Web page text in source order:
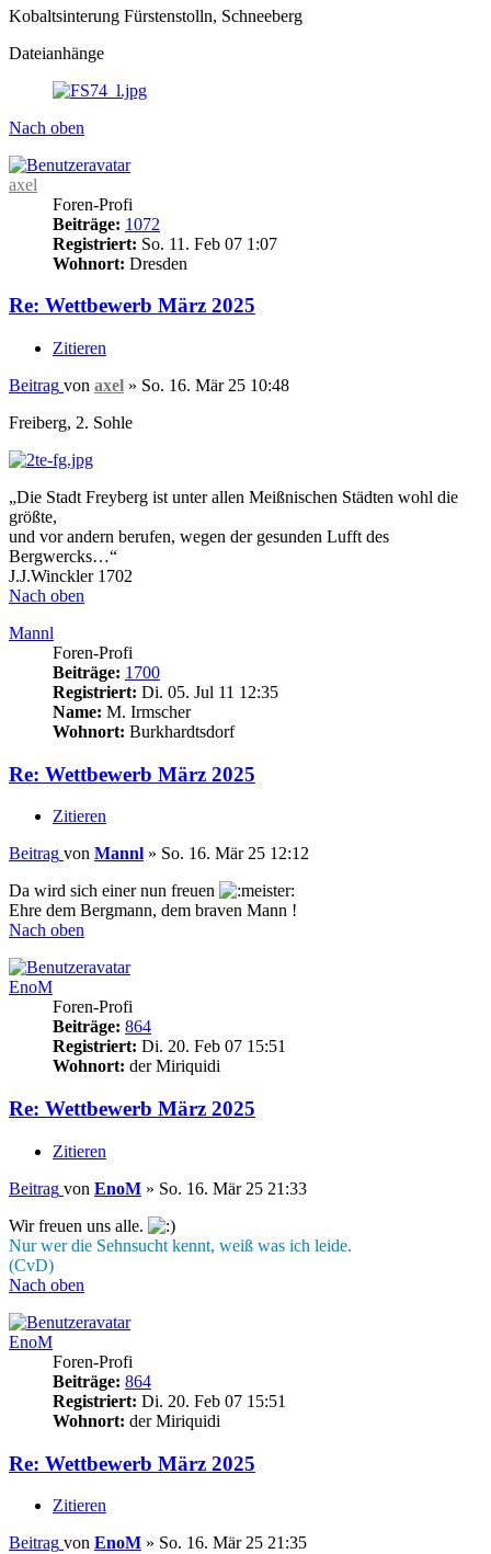
Kobaltsinterung Fürstenstolln, Schneeberg
Dateianhänge
Nach oben
axel
Foren-Profi
Beiträge: 1072
Registriert: So. 11. Feb 07 1:07
Wohnort: Dresden
Re: Wettbewerb März 2025
Zitieren
Beitrag von axel » So. 16. Mär 25 10:48
Freiberg, 2. Sohle
„Die Stadt Freyberg ist unter allen Meißnischen Städten wohl die
größte,
und vor andern berufen, wegen der gesunden Lufft des
Bergwercks…“
J.J.Winckler 1702
Nach oben
Mannl
Foren-Profi
Beiträge: 1700
Registriert: Di. 05. Jul 11 12:35
Name: M. Irmscher
Wohnort: Burkhardtsdorf
Re: Wettbewerb März 2025
Zitieren
Beitrag von Mannl » So. 16. Mär 25 12:12
Da wird sich einer nun freuen
Ehre dem Bergmann, dem braven Mann !
Nach oben
EnoM
Foren-Profi
Beiträge: 864
Registriert: Di. 20. Feb 07 15:51
Wohnort: der Miriquidi
Re: Wettbewerb März 2025
Zitieren
Beitrag von EnoM » So. 16. Mär 25 21:33
Wir freuen uns alle.
Nur wer die Sehnsucht kennt, weiß was ich leide.
(CvD)
Nach oben
EnoM
Foren-Profi
Beiträge: 864
Registriert: Di. 20. Feb 07 15:51
Wohnort: der Miriquidi
Re: Wettbewerb März 2025
Zitieren
Beitrag von EnoM » So. 16. Mär 25 21:35